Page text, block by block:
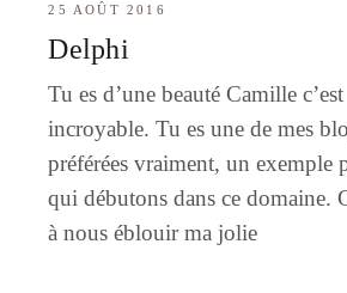
25 AOÛT 2016
Delphi
Tu es d’une beauté Camille c’est
incroyable. Tu es une de mes
préférées vraiment, un exemple
qui débutons dans ce domaine.
à nous éblouir ma jolie